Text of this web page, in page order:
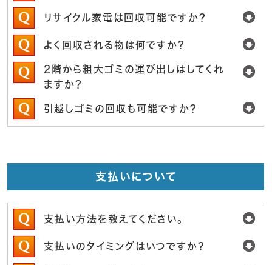
リサイクル家電は回収可能ですか？
よく回収される物は何ですか？
2階から粗大ゴミの運び出しはしてくれ
ますか？
引越しゴミの回収も可能ですか？
支払いについて
支払い方法を教えてください。
支払いのタイミングはいつですか？